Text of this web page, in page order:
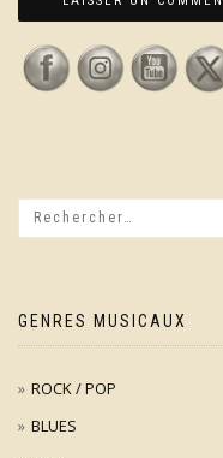
GENRES MUSICAUX
ROCK / POP
BLUES